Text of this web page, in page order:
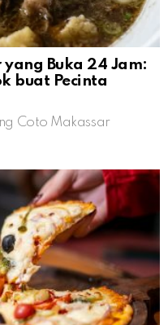
Buka 24 Jam:
buat Pecinta
Coto Makassar